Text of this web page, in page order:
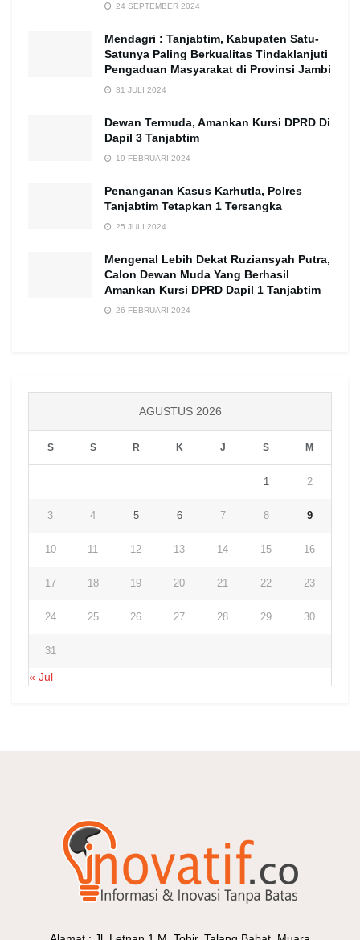
24 SEPTEMBER 2024
Mendagri : Tanjabtim, Kabupaten Satu-
Satunya Paling Berkualitas Tindaklanjuti
Pengaduan Masyarakat di Provinsi Jambi
31 JULI 2024
Dewan Termuda, Amankan Kursi DPRD Di
Dapil 3 Tanjabtim
19 FEBRUARI 2024
Penanganan Kasus Karhutla, Polres
Tanjabtim Tetapkan 1 Tersangka
25 JULI 2024
Mengenal Lebih Dekat Ruziansyah Putra,
Calon Dewan Muda Yang Berhasil
Amankan Kursi DPRD Dapil 1 Tanjabtim
26 FEBRUARI 2024
AGUSTUS 2026
S S R K J S M
1 2
3 4 5 6 7 8 9
10 11 12 13 14 15 16
17 18 19 20 21 22 23
24 25 26 27 28 29 30
31
« Jul